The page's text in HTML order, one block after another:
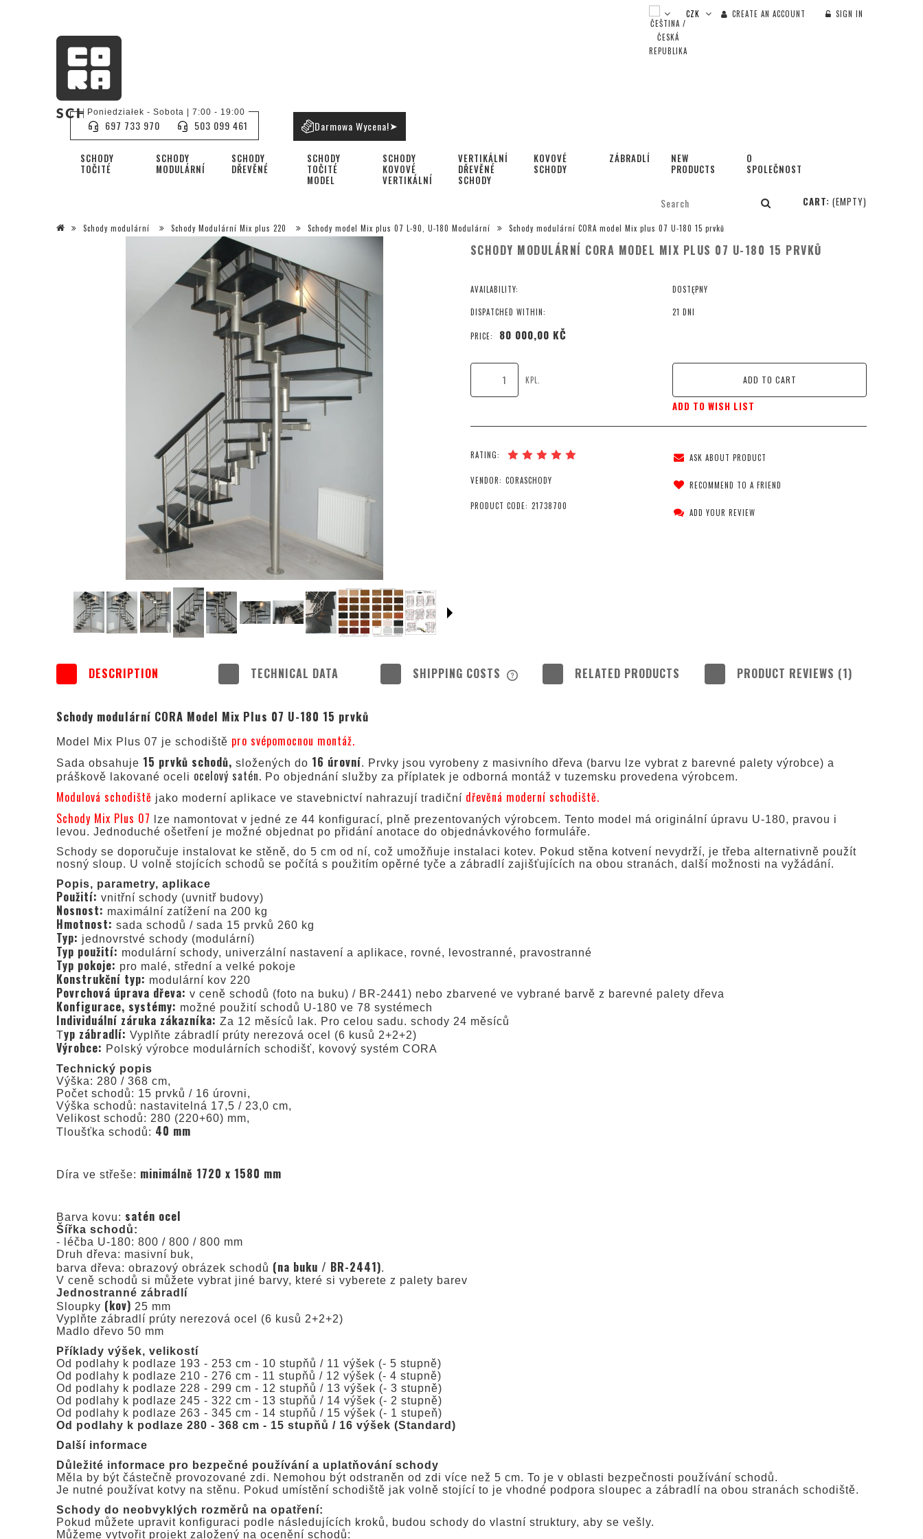
CREATE AN ACCOUNT SIGN IN
SCHODY
TOČITÉ
SCHODY
MODULÁRNÍ
SCHODY
DŘEVĚNÉ
SCHODY
TOČITÉ
MODEL
SCHODY
KOVOVÉ
VERTIKÁLNÍ
VERTIKÁLNÍ
DŘEVĚNÉ
SCHODY
KOVOVÉ
SCHODY
ZÁBRADLÍ
NEW
PRODUCTS
O
SPOLEČNOSTI
Poniedziałek - Sobota | 7:00 - 19:00
697 733 970 503 099 461 Darmowa Wycena!➤
CART: (EMPTY)
Schody modulární Schody Modulární Mix plus 220 Schody model Mix plus 07 L-90, U-180 Modulární Schody modulární CORA model Mix plus 07 U-180 15 prvků
SCHODY MODULÁRNÍ CORA MODEL MIX PLUS 07 U-180 15 PRVKŮ
AVAILABILITY: DOSTĘPNY
DISPATCHED WITHIN: 21 DNI
PRICE: 80 000,00 KČ
KPL. ADD TO CART
ADD TO WISH LIST
RATING:
VENDOR: CORASCHODY
PRODUCT CODE: 21738700
ASK ABOUT PRODUCT
RECOMMEND TO A FRIEND
ADD YOUR REVIEW
DESCRIPTION TECHNICAL DATA SHIPPING COSTS RELATED PRODUCTS PRODUCT REVIEWS (1)
Schody modulární CORA Model Mix Plus 07 U-180 15 prvků
Model Mix Plus 07 je schodiště pro svépomocnou montáž.
Sada obsahuje 15 prvků schodů, složených do 16 úrovní. Prvky jsou vyrobeny z masivního dřeva (barvu lze vybrat z barevné palety výrobce) a
práškově lakované oceli ocelový satén. Po objednání služby za příplatek je odborná montáž v tuzemsku provedena výrobcem.
Modulová schodiště jako moderní aplikace ve stavebnictví nahrazují tradiční dřevěná moderní schodiště.
Schody Mix Plus 07
lze namontovat v jedné ze 44 konfigurací, plně prezentovaných výrobcem. Tento model má originální úpravu U-180, pravou i
levou. Jednoduché ošetření je možné objednat po přidání anotace do objednávkového formuláře.
Schody se doporučuje instalovat ke stěně, do 5 cm od ní, což umožňuje instalaci kotev. Pokud stěna kotvení nevydrží, je třeba alternativně použít
nosný sloup. U volně stojících schodů se počítá s použitím opěrné tyče a zábradlí zajišťujících na obou stranách, další možnosti na vyžádání.
Popis, parametry, aplikace
Použití: vnitřní schody (uvnitř budovy)
Nosnost: maximální zatížení na 200 kg
Hmotnost: sada schodů / sada 15 prvků 260 kg
Typ: jednovrstvé schody (modulární)
Typ použití: modulární schody, univerzální nastavení a aplikace, rovné, levostranné, pravostranné
Typ pokoje: pro malé, střední a velké pokoje
Konstrukční typ: modulární kov 220
Povrchová úprava dřeva: v ceně schodů (foto na buku) / BR-2441) nebo zbarvené ve vybrané barvě z barevné palety dřeva
Konfigurace, systémy: možné použití schodů U-180 ve 78 systémech
Individuální záruka zákazníka: Za 12 měsíců lak. Pro celou sadu. schody 24 měsíců
Typ zábradlí: Vyplňte zábradlí prúty nerezová ocel (6 kusů 2+2+2)
Výrobce: Polský výrobce modulárních schodišť, kovový systém CORA
Technický popis
Výška: 280 / 368 cm,
Počet schodů: 15 prvků / 16 úrovni,
Výška schodů: nastavitelná 17,5 / 23,0 cm,
Velikost schodů: 280 (220+60) mm,
Tloušťka schodů: 40 mm
Díra ve střeše: minimálně 1720 x 1580 mm
Barva kovu: satén ocel
Šířka schodů:
- léčba U-180: 800 / 800 / 800 mm
Druh dřeva: masivní buk,
barva dřeva: obrazový obrázek schodů (na buku / BR-2441).
V ceně schodů si můžete vybrat jiné barvy, které si vyberete z palety barev
Jednostranné zábradlí
Sloupky (kov) 25 mm
Vyplňte zábradlí prúty nerezová ocel (6 kusů 2+2+2)
Madlo dřevo 50 mm
Příklady výšek, velikostí
Od podlahy k podlaze 193 - 253 cm - 10 stupňů / 11 výšek (- 5 stupně)
Od podlahy k podlaze 210 - 276 cm - 11 stupňů / 12 výšek (- 4 stupně)
Od podlahy k podlaze 228 - 299 cm - 12 stupňů / 13 výšek (- 3 stupně)
Od podlahy k podlaze 245 - 322 cm - 13 stupňů / 14 výšek (- 2 stupně)
Od podlahy k podlaze 263 - 345 cm - 14 stupňů / 15 výšek (- 1 stupeň)
Od podlahy k podlaze 280 - 368 cm - 15 stupňů / 16 výšek (Standard)
Další informace
Důležité informace pro bezpečné používání a uplatňování schody
Měla by být částečně provozované zdi. Nemohou být odstraněn od zdi více než 5 cm. To je v oblasti bezpečnosti používání schodů.
Je nutné používat kotvy na stěnu. Pokud umístění schodiště jak volně stojící to je vhodné podpora sloupec a zábradlí na obou stranách schodiště.
Schody do neobvyklých rozměrů na opatření:
Pokud můžete upravit konfiguraci podle následujících kroků, budou schody do vlastní struktury, aby se vešly.
Můžeme vytvořit projekt založený na ocenění schodů: